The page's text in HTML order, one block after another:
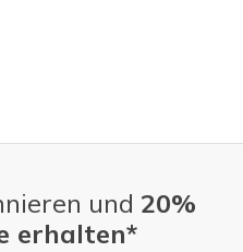
und 20%
erhalten*